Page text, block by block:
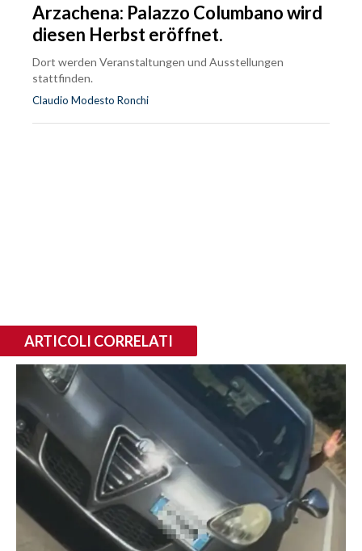
Arzachena: Palazzo Columbano wird
diesen Herbst eröffnet.
Dort werden Veranstaltungen und Ausstellungen
stattfinden.
Claudio Modesto Ronchi
ARTICOLI CORRELATI